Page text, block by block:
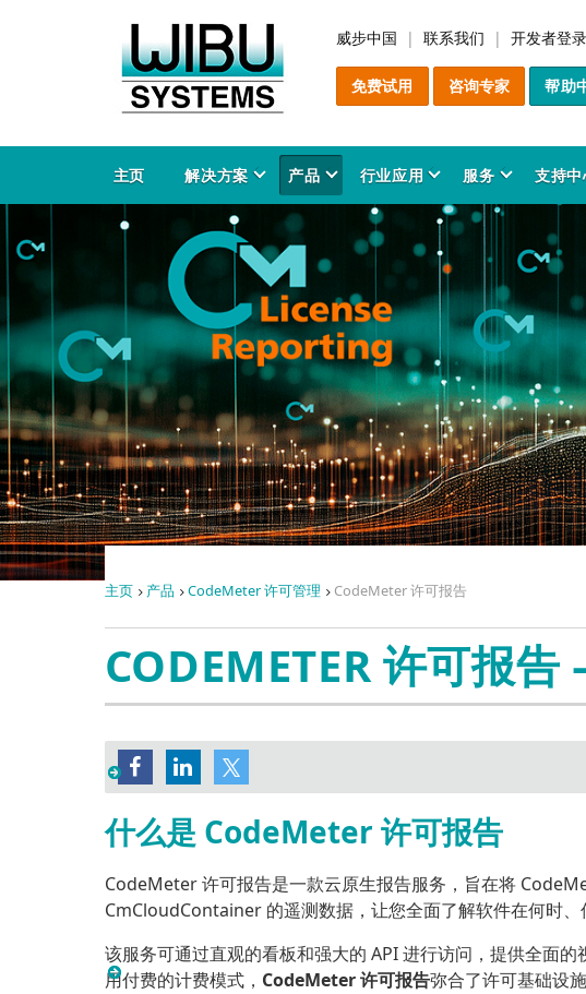
威步中国 联系我们 开发者登录
免费试用 咨询专家 帮助
主页 解决方案 产品 行业应用 服务 支持
解决方案
软件货币化管理
软件保护
PC软件
Server软件
产品
CodeMeter
CodeMeter
CodeMeter
CodeMeter
License
CodeMeter
CodeMeter
加密
可
CodeMeter
注册登记获
云锁
轻云锁
软锁
行业应用
增材制造与3D
防务安全系统
教育科研
能源电网管理
工程设计软件
服务
售前咨询服务
咨询服务
支持中心
服务平台
安全公告
产品预警
产品 FAQ
资源中心
产品与方案洞察
软件加密产
信息图表
知识库
白皮书
研究报告
合作伙伴
Partner
解决方案合作
公司概况
关于我们
事实与数据
愿景与价值观
质量管理
企业责任
社会参与
领导层与组织
管理团队
全球分支机
主页 产品 CodeMeter 许可管理 CodeMeter 许可报告
CODEMETER 许可报
什么是 CodeMeter 许可报告
CodeMeter 许可报告是一款云原生报告服务，旨在将
CmCloudContainer 的遥测数据，让您全面了解软件在何时、
该服务可通过直观的看板和强大的 API 进行访问，提供全面
用付费的计费模式， CodeMeter 许可报告弥合了许可基础设